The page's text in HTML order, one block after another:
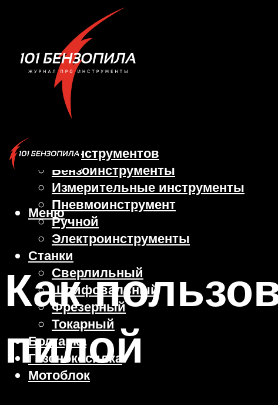
Виды инструментов
Бензоинструменты
Измерительные инструменты
Пневмоинструмент
Ручной
Электроинструменты
Станки
Сверлильный
Шлифовальный
Фрезерный
Токарный
Болгарка
Газонокосилка
Мотоблок
Меню
Как
пилой